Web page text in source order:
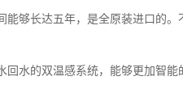
能够长达五年，是全原装进口的
水的双温感系统，能够更加智能